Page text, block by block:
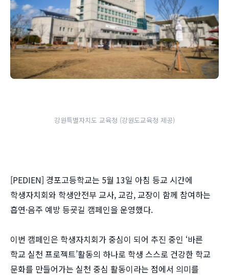
강원특별자치도 교육청 (강원도교육청 제공)
[PEDIEN] 경포고등학교는 5월 13일 아침 등교 시간에
학생자치회와 학생안전부 교사, 교감, 교장이 함께 참여하는
흡연·음주 예방 등굣길 캠페인을 운영했다.
이번 캠페인은 학생자치회가 중심이 되어 추진 중인 ‘바른
학교 실천 프로젝트’활동의 하나로 학생 스스로 건강한 학교
문화를 만들어가는 실천 중심 활동이라는 점에서 의미를